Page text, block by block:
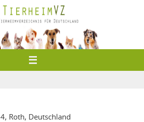
Roth, Deutschland